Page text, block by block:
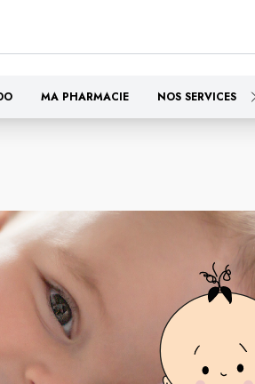
MA PHARMACIE NOS SERVICES